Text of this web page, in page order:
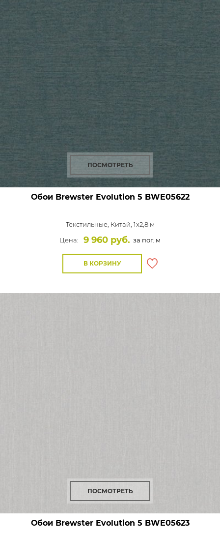
ПОСМОТРЕТЬ
Обои Brewster Evolution 5 BWE05622
Текстильные, Китай, 1x2,8 м
Цена:
9 960 руб. за пог. м
В КОРЗИНУ
ПОСМОТРЕТЬ
Обои Brewster Evolution 5 BWE05623